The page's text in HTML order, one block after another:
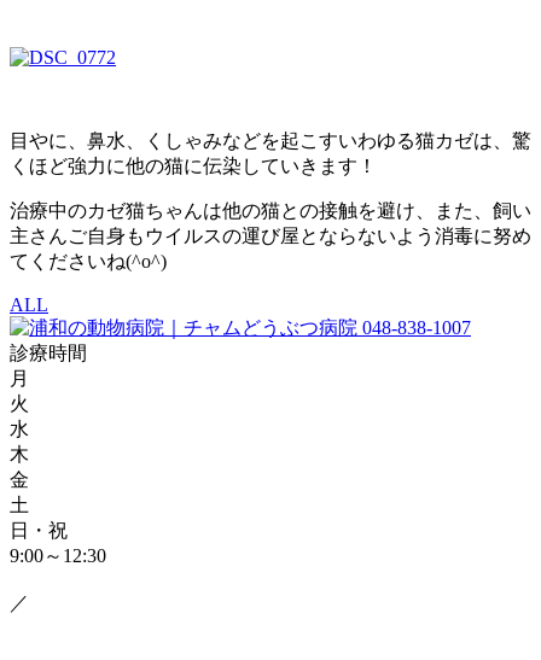
目やに、鼻水、くしゃみなどを起こすいわゆる猫カゼは、驚
くほど強力に他の猫に伝染していきます！
治療中のカゼ猫ちゃんは他の猫との接触を避け、また、飼い
主さんご自身もウイルスの運び屋とならないよう消毒に努め
てくださいね(^o^)
ALL
048-838-1007
診療時間
月
火
水
木
金
土
日・祝
9:00～12:30
／